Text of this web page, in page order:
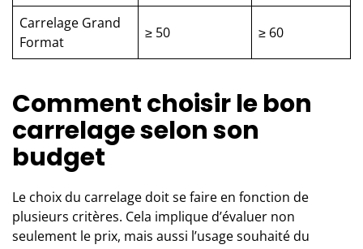
Carrelage Grand
Format
≥ 50 ≥ 60
Comment choisir le bon
carrelage selon son
budget
Le choix du carrelagedoit se faire en fonction de
plusieurs critères. Cela implique d’évaluer non
seulement le prix, mais aussi l’usage souhaité du